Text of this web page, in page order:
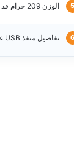
الوزن 209 جرام قد يكون ثقيلًا للبعض
تفاصيل منفذ USB غير مذكورة في البيانات